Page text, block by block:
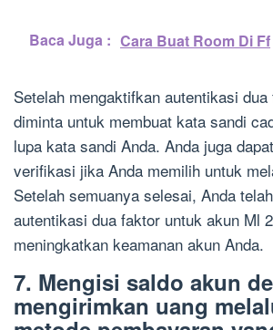
Baca Juga : Cara Buat Room Di Ff
Setelah mengaktifkan autentikasi
diminta untuk membuat kata sandi
lupa kata sandi Anda. Anda juga
verifikasi jika Anda memilih untuk
Setelah semuanya selesai, Anda
autentikasi dua faktor untuk akun Ml
meningkatkan keamanan akun Anda.
7. Mengisi saldo akun
mengirimkan uang